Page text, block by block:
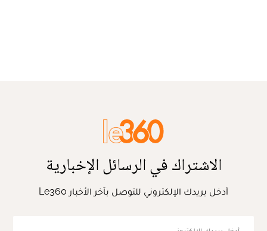
الاشتراك في الرسائل الإخبارية
أدخل بريدك الإلكتروني للتوصل بآخر الأخبار Le360